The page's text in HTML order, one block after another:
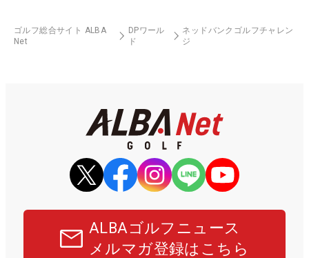
ゴルフ総合サイト ALBA
Net
DPワール
ド
ネッドバンクゴルフチャレン
ジ
ALBAゴルフニュース
メルマガ登録はこちら